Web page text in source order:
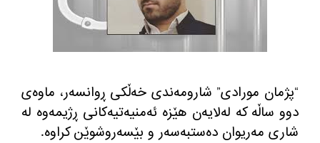
“پژمان مورادی” شارومه‌ندی خه‌ڵكی ڕوانسه‌ر، ماوه‌ی
دوو ساڵه‌ كه‌ له‌لایه‌ن هێزه‌ ئه‌منیه‌تیه‌كانی ڕژیمه‌وه‌ له‌
شاری مه‌ریوان ده‌ستبه‌سه‌ر و بێسه‌روشوێن كراوه‌.